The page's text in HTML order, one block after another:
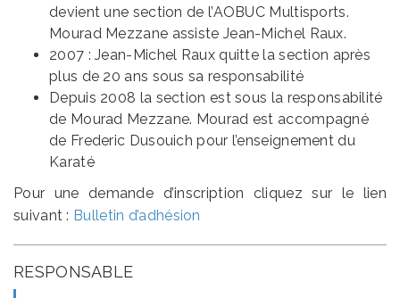
devient une section de l’AOBUC Multisports.
Mourad Mezzane assiste Jean-Michel Raux.
2007 : Jean-Michel Raux quitte la section après
plus de 20 ans sous sa responsabilité
Depuis 2008 la section est sous la responsabilité
de Mourad Mezzane. Mourad est accompagné
de Frederic Dusouich pour l’enseignement du
Karaté
Pour une demande d’inscription cliquez sur le lien
suivant : Bulletin d’adhésion
RESPONSABLE